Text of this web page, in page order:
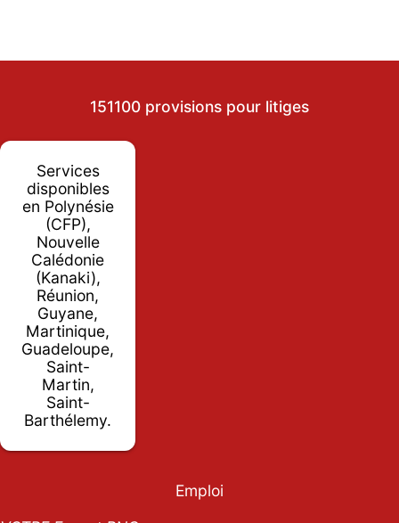
151100 provisions pour litiges
Services
disponibles
en Polynésie
(CFP),
Nouvelle
Calédonie
(Kanaki),
Réunion,
Guyane,
Martinique,
Guadeloupe,
Saint-
Martin,
Saint-
Barthélemy.
Emploi